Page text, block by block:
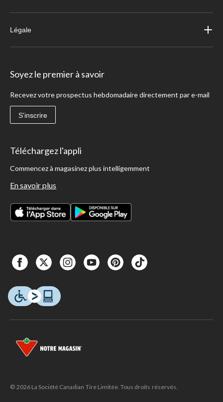
Légale
Soyez le premier à savoir
Recevez votre prospectus hebdomadaire directement par e-mail
S'inscrire
Téléchargez l'appli
Commencez à magasinez plus intelligemment
En savoir plus
© 2026 La Société Canadian Tire Limitée. Tous droits réservés.